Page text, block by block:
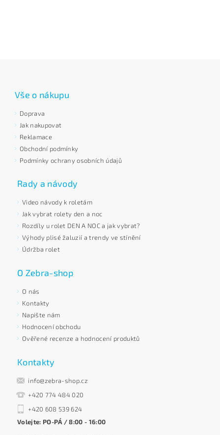
Vše o nákupu
Doprava
Jak nakupovat
Reklamace
Obchodní podmínky
Podmínky ochrany osobních údajů
Rady a návody
Video návody k roletám
Jak vybrat rolety den a noc
Rozdíly u rolet DEN A NOC a jak vybrat?
Výhody plisé žaluzií a trendy ve stínění
Údržba rolet
O Zebra-shop
O nás
Kontakty
Napište nám
Hodnocení obchodu
Ověřené recenze a hodnocení produktů
Kontakty
info@zebra-shop.cz
+420 774 484 020
+420 608 539 624
Volejte: PO-PÁ / 8:00 - 16:00